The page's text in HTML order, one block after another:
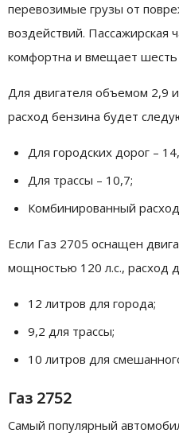
перевозимые грузы от
воздействий. Пассажирская
комфортна и вмещает шесть
Для двигателя объемом 2,9
расход бензина будет
Для городских дорог –
Для трассы – 10,7;
Комбинированный
Если Газ 2705 оснащен
мощностью 120 л.с., расход
12 литров для города;
9,2 для трассы;
10 литров для
Газ 2752
Самый популярный